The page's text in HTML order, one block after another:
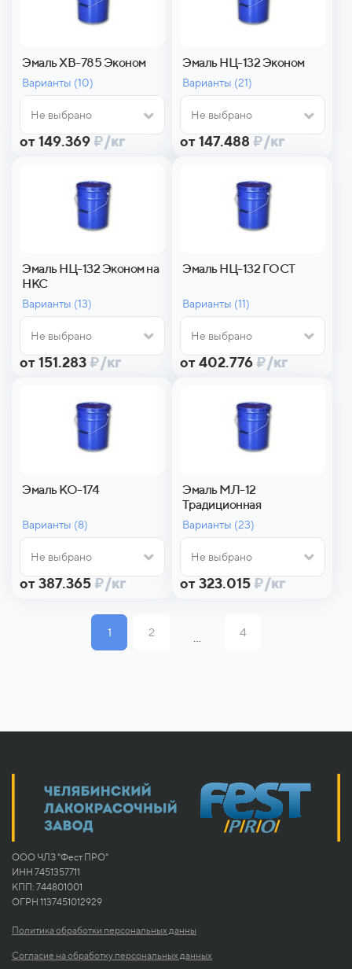
Эмаль ХВ-785 Эконом
Варианты (10)
Не выбрано
от 149.369 ₽/кг
Эмаль НЦ-132 Эконом
Варианты (21)
Не выбрано
от 147.488 ₽/кг
Эмаль НЦ-132 Эконом на
НКС
Варианты (13)
Не выбрано
от 151.283 ₽/кг
Эмаль НЦ-132 ГОСТ
Варианты (11)
Не выбрано
от 402.776 ₽/кг
Эмаль КО-174
Варианты (8)
Не выбрано
от 387.365 ₽/кг
Эмаль МЛ-12
Традиционная
Варианты (23)
Не выбрано
от 323.015 ₽/кг
1 2 4
ООО ЧЛЗ "Фест ПРО"
ИНН 7451357711
КПП: 744801001
ОГРН 1137451012929
Политика обработки персональных данны
Согласие на обработку персональных данных